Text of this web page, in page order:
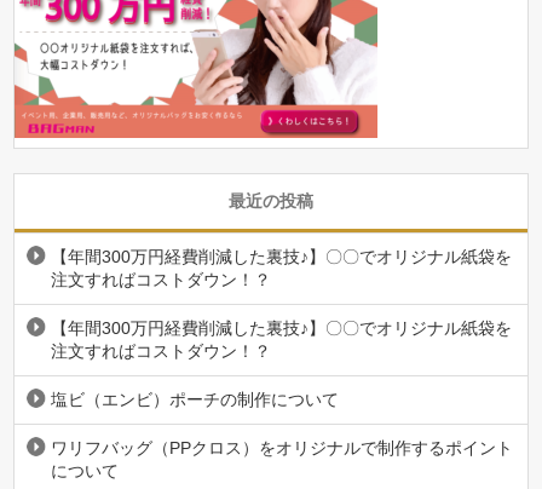
最近の投稿
【年間300万円経費削減した裏技♪】〇〇でオリジナル紙袋を
注文すればコストダウン！？
【年間300万円経費削減した裏技♪】〇〇でオリジナル紙袋を
注文すればコストダウン！？
塩ビ（エンビ）ポーチの制作について
ワリフバッグ（PPクロス）をオリジナルで制作するポイント
について